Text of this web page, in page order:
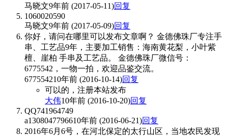
马晓文9年前 (2017-05-11)回复
1060020590
马晓文9年前 (2017-05-09)回复
你好，请问在哪里可以发布文章啊？ 金德佛珠厂专注手
串、工艺品9年，主要加工销售：海南黄花梨，小叶紫
檀、崖柏 手串及工艺品。 金德佛珠厂微信号：
6775542，一物一拍，欢迎品鉴交流。
677554210年前 (2016-10-14)回复
可以的，注册本站发布
大伟10年前 (2016-10-20)回复
QQ741964749
a1308047796610年前 (2016-06-21)回复
2016年6月6号，在河北保定的太行山区，当地农民发现